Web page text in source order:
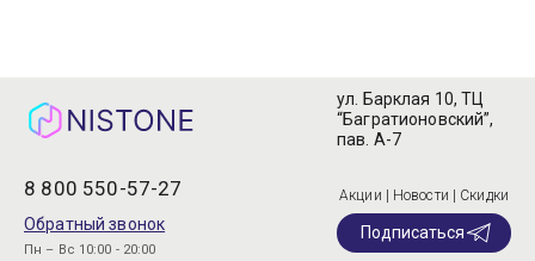
8 800 550-57-27
Обратный звонок
Пн – Вс 10:00 - 20:00
ул. Барклая 10, ТЦ
“Багратионовский”,
пав. А-7
Акции | Новости | Скидки
Подписаться